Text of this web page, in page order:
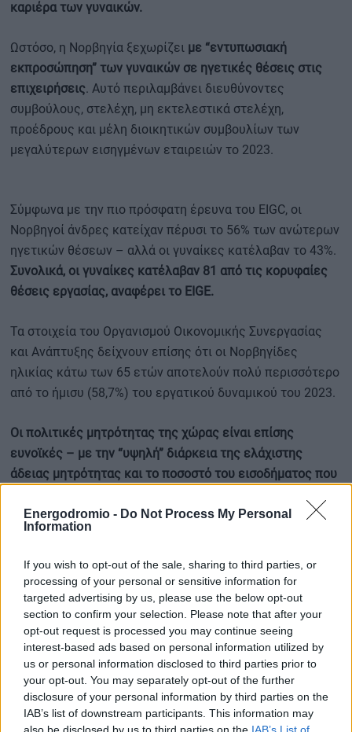
Energodromio - Do Not Process My Personal
Information
If you wish to opt-out of the sale, sharing to third parties, or
processing of your personal or sensitive information for
targeted advertising by us, please use the below opt-out
section to confirm your selection. Please note that after your
opt-out request is processed you may continue seeing
interest-based ads based on personal information utilized by
us or personal information disclosed to third parties prior to
your opt-out. You may separately opt-out of the further
disclosure of your personal information by third parties on the
IAB’s list of downstream participants. This information may
καριέρα των γυναικών.
Ωστόσο, η Νορβηγία ξεχωρίζει με “εντυπωσιακή
εκπροσώπηση” των γυναικών σε ηγετικές θέσεις στις
επιχειρήσεις. Αυτό περιλαμβάνει διευθύνοντες
συμβούλους, στελέχη, μη εκτελεστικά στελέχη,
προέδρους και μέλη διοικητικών συμβουλίων των
μεγαλύτερων εισηγμένων εταιρειών το 2023.
Σύμφωνα με την πιο πρόσφατη έρευνα του EIGC, οι
Νορβηγοί άνδρες κατείχαν πέρυσι το 56% των ανώτερων
ηγετικών θέσεων – αλλά οι γυναίκες κατέλαβαν το 43%.
Συνολικά, οι γυναίκες κατέλαβαν 81 από τις κορυφαίες
θέσεις εργασίας, αναφέρει το EIGE.
Τα στοιχεία του Οργανισμού Οικονομικής Συνεργασίας
και Ανάπτυξης δείχνουν επίσης ότι οι Νορβηγίδες
ηλικίας κάτω των 65 ετών αποτελούν πολύ περισσότερο
από το ήμισυ (58,7%) του εργατικού δυναμικού του 2023.
Οι πολιτικές μητρότητας της χώρας είναι επίσης
ευνοϊκές – με την “υψηλή” διάρκεια της ελάχιστης
άδειας μητρότητας και το ποσοστό του εισοδήματος που
συμβάλλουν στην επιτυχία της, αναφέρει το Reboot
Online. Στους μονογονείς προσφέρονται 19 εβδομάδες
τους.
Μείωση του μισθολογικού χάσματος
Αν και καμία χώρα δεν έχει επιτύχει πλήρη ισότητα
αμοιβών μεταξύ των δύο φύλων σύμφωνα με την έκθεση
του Παγκόσμιου Οικονομικού Φόρουμ για το 2023 Global
Gender Gap Index, η Νορβηγία πλησίασε πέρυσι με 88%.